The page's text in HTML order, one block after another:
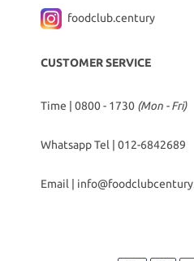
foodclub.century
CUSTOMER SERVICE
Time | 0800 - 1730 (Mon - Fri)
Whatsapp Tel | 012-6842689
Email |